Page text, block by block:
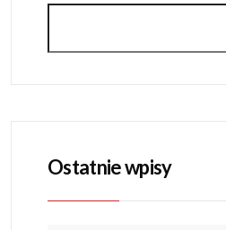
Ostatnie wpisy